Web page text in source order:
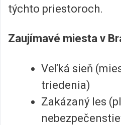
týchto priestoroch.
Zaujímavé miesta v
Veľká sieň
triedenia)
Zakázaný les